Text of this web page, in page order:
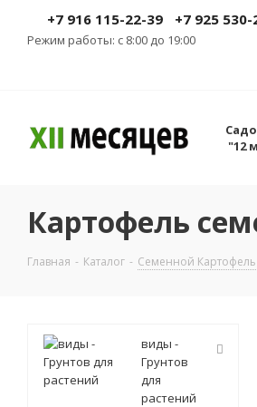
+7 916 115-22-39 +7 925
Режим работы: с 8:00 до 19:00
"12
Картофель
Главная - Каталог - Семенной Картофель
виды -
Грунтов
для
растений